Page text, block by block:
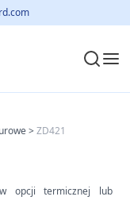
>ZD421
opcji termicznej lub